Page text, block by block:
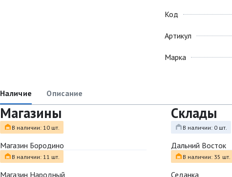
Код
Артикул
Марка
Наличие Описание
Магазины
В наличии: 10 шт.
Магазин Бородино
В наличии: 11 шт.
Магазин Народный
Склады
В наличии: 0 шт.
Дальний Восток
В наличии: 35 шт.
Седанка